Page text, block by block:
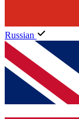
Russian